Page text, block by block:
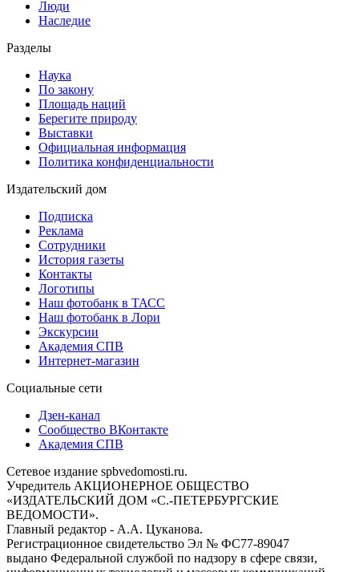
Люди
Наследие
Разделы
Наука
По закону
Площадь наций
Берегите природу
Выставки
Официальная информация
Политика конфиденциальности
Издательский дом
Подписка
Реклама
Сотрудники
История газеты
Контакты
Логотипы
Наш фотобанк в ТАСС
Наш фотобанк в Лори
Экскурсии
Академия СПВ
Интернет-магазин
Социальные сети
Дзен-канал
Сообщество ВКонтакте
Академия СПВ
Сетевое издание spbvedomosti.ru.
Учредитель АКЦИОНЕРНОЕ ОБЩЕСТВО
«ИЗДАТЕЛЬСКИЙ ДОМ «С.-ПЕТЕРБУРГСКИЕ
ВЕДОМОСТИ».
Главный редактор - А.А. Цуканова.
Регистрационное свидетельство Эл № ФС77-89047
выдано Федеральной службой по надзору в сфере связи,